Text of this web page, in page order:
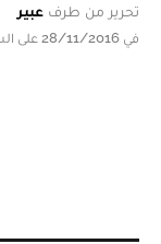
تحرير من طرف عبير
في 28/11/2016 على الساعة 11:27